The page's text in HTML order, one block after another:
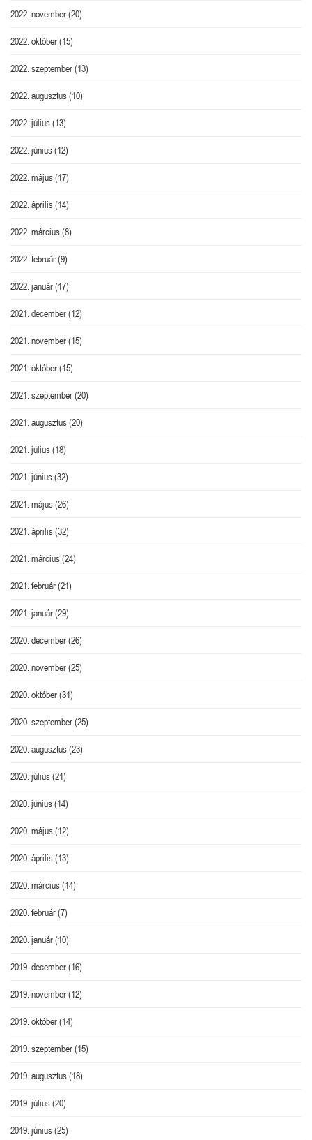
2022. november(20)
2022. október(15)
2022. szeptember(13)
2022. augusztus(10)
2022. július(13)
2022. június(12)
2022. május(17)
2022. április(14)
2022. március(8)
2022. február(9)
2022. január(17)
2021. december(12)
2021. november(15)
2021. október(15)
2021. szeptember(20)
2021. augusztus(20)
2021. július(18)
2021. június(32)
2021. május(26)
2021. április(32)
2021. március(24)
2021. február(21)
2021. január(29)
2020. december(26)
2020. november(25)
2020. október(31)
2020. szeptember(25)
2020. augusztus(23)
2020. július(21)
2020. június(14)
2020. május(12)
2020. április(13)
2020. március(14)
2020. február(7)
2020. január(10)
2019. december(16)
2019. november(12)
2019. október(14)
2019. szeptember(15)
2019. augusztus(18)
2019. július(20)
2019. június(25)